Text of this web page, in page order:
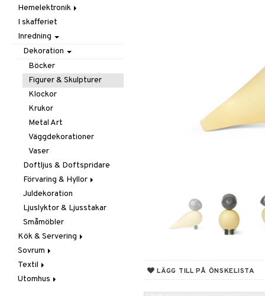
LÄGG TILL PÅ ÖNSKELISTA
Barnrumsdekoration
Barnrumsförvaring
Barnrumstextilier
Lampor
Bordslampor
Taklampor
LED-ljus
Ljuslyktor & Ljusstakar
Utomhusbelysning
Hängare & krokar
Hyllor
Småförvaring
Småförvaring & Korgar
Väskor
Hemelektronik
Ljud
I skafferiet
Inredning
Dekoration
Böcker
Figurer & Skulpturer
Klockor
Krukor
Metal Art
Väggdekorationer
Vaser
Doftljus & Doftspridare
Förvaring & Hyllor
Hängare & Krokar
Hyllor
Småförvaring & Korgar
Juldekoration
Ljuslyktor & Ljusstakar
Småmöbler
Kök & Servering
Baktillbehör
Barnens kök
Bestick
Sovrum
Filtar & Plädar
Prydnadskuddar
Textil
Badrumstextilier
Utomhus